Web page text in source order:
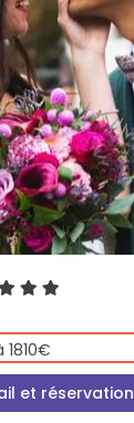
et réservation